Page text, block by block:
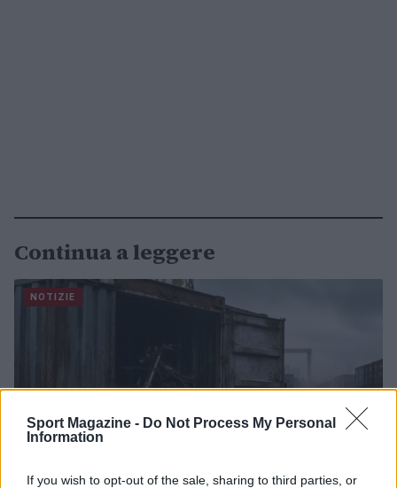
Sport Magazine - Do Not Process My Personal
Information
If you wish to opt-out of the sale, sharing to third parties, or
Continua a leggere
NOTIZIE